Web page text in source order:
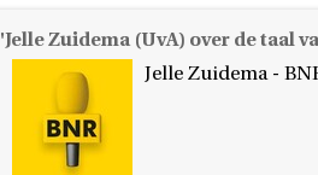
'Jelle Zuidema (UvA) over de taal
Jelle Zuidema -